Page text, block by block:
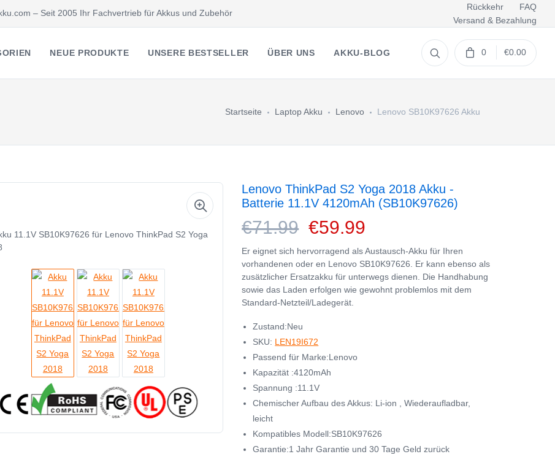
– Seit 2005 Ihr Fachvertrieb für Akkus und Zubehör
Rückkehr
FAQ
Versand & Bezahlung
NEUE PRODUKTE UNSERE BESTSELLER ÜBER UNS AKKU-BLOG 0 €0.00
Startseite Laptop Akku Lenovo Lenovo SB10K97626 Akku
Lenovo ThinkPad S2 Yoga 2018 Akku -
Batterie 11.1V 4120mAh (SB10K97626)
€71.99€59.99
Er eignet sich hervorragend als Austausch-Akku für Ihren
vorhandenen oder en Lenovo SB10K97626. Er kann ebenso als
zusätzlicher Ersatzakku für unterwegs dienen. Die Handhabung
sowie das Laden erfolgen wie gewohnt problemlos mit dem
Standard-Netzteil/Ladegerät.
Zustand:Neu
SKU: LEN19I672
Passend für Marke:Lenovo
Kapazität :4120mAh
Spannung :11.1V
Chemischer Aufbau des Akkus: Li-ion , Wiederaufladbar,
leicht
Kompatibles Modell:SB10K97626
Garantie:1 Jahr Garantie und 30 Tage Geld zurück